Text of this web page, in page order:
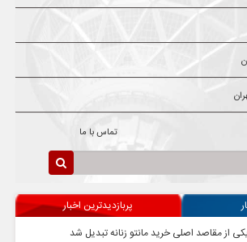
تماس با ما
پربازدیدترین اخبار
از مقاصد اصلی خرید مانتو زنانه تبدیل شد